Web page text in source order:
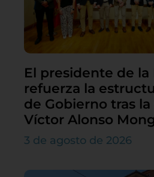
El presidente de
refuerza la
de Gobierno tras la
Víctor Alonso
3 de agosto de 2026